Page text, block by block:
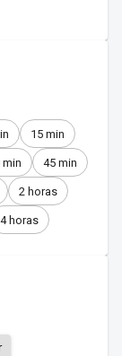
15 min
min 45 min
2 horas
4 horas